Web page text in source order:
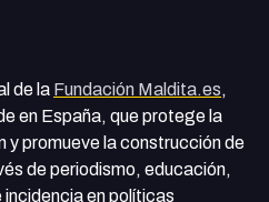
de la Fundación Maldita.es,
en España, que protege la
y promueve la construcción de
de periodismo, educación,
en políticas